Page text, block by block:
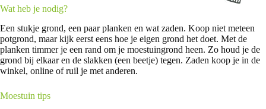
Wat heb je nodig?
Een stukje grond, een paar planken en wat zaden. Koop niet meteen
potgrond, maar kijk eerst eens hoe je eigen grond het doet. Met de
planken timmer je een rand om je moestuingrond heen. Zo houd je de
grond bij elkaar en de slakken (een beetje) tegen. Zaden koop je in de
winkel, online of ruil je met anderen.
Moestuin tips